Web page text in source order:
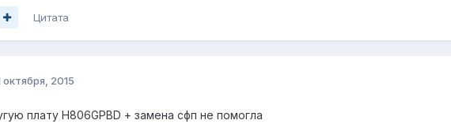
Цитата
октября, 2015
плату H806GPBD + замена сфп не помогла